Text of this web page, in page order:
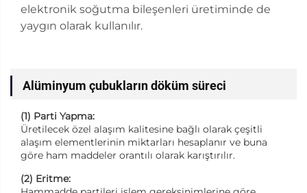
elektronik soğutma bileşenleri üretiminde de
yaygın olarak kullanılır.
Alüminyum çubukların döküm süreci
(1) Parti Yapma:
Üretilecek özel alaşım kalitesine bağlı olarak çeşitli
alaşım elementlerinin miktarları hesaplanır ve buna
göre ham maddeler orantılı olarak karıştırılır.
(2) Eritme: